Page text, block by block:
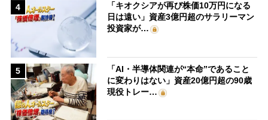
4
「キオクシアが再び株価10万円になる
日は遠い」資産3億円超のサラリーマン
投資家が…
5
「AI・半導体関連が“本命”であること
に変わりはない」資産20億円超の90歳
現役トレー…